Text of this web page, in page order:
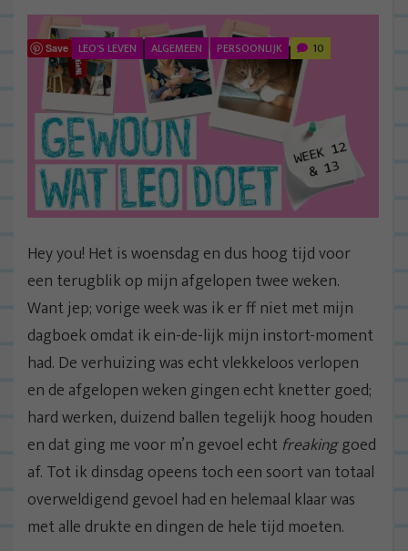
Save LEO'S LEVEN ALGEMEEN PERSOONLIJK 10
Hey you! Het is woensdag en dus hoog tijd voor
een terugblik op mijn afgelopen twee weken.
Want jep; vorige week was ik er ff niet met mijn
dagboek omdat ik ein-de-lijk mijn instort-moment
had. De verhuizing was echt vlekkeloos verlopen
en de afgelopen weken gingen echt knetter goed;
hard werken, duizend ballen tegelijk hoog houden
en dat ging me voor m’n gevoel echt freakinggoed
af. Tot ik dinsdag opeens toch een soort van totaal
overweldigend gevoel had en helemaal klaar was
met alle drukte en dingen de hele tijd moeten.